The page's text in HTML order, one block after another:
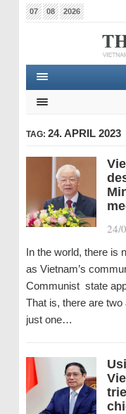
07 08 2026
TAG: 24. APRIL 2023
24/
In the world, there is
as Vietnam’s
Communist state
That is, there are
just one…